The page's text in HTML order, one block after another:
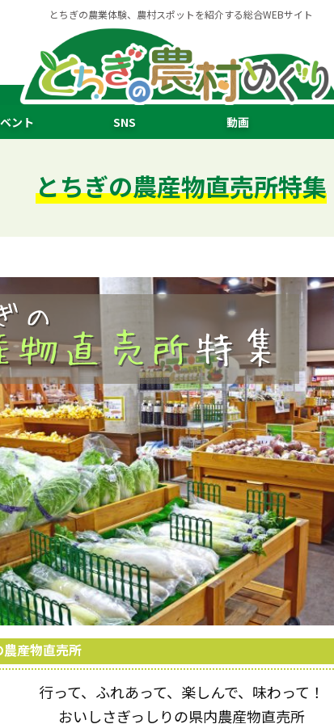
とちぎの農業体験、農村スポットを紹介する総合WEBサイト
ント SNS 動画
とちぎの農産物直売所特集
産物直売所
行って、ふれあって、楽しんで、味わって！
おいしさぎっしりの県内農産物直売所